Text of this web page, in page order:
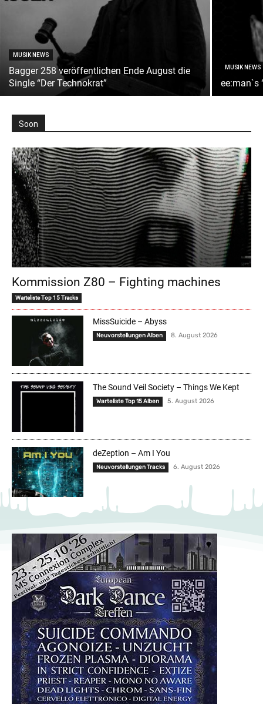
MUSIK NEWS
Bagger 258 veröffentlichen Ende August die
Single “Der Technokrat”
MUSIK NEWS
ee:man`s
Soon
Kommission Z80 – Fighting machines
Warteliste Top 15 Tracks
MissSuicide – Abyss
Neuvorstellungen Alben 8. August 2026
The Sound Veil Society – Things We Kept
Warteliste Top 15 Alben 5. August 2026
deZeption – Am I You
Neuvorstellungen Tracks 6. August 2026